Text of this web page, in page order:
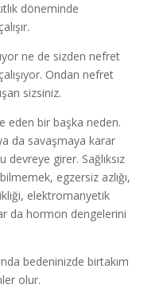
döneminde
ne de sizden nefret
Ondan nefret
sizsiniz.
eden bir başka neden.
da savaşmaya karar
girer. Sağlıksız
egzersiz azlığı,
elektromanyetik
da hormon dengelerini
bedeninizde birtakım
olur.